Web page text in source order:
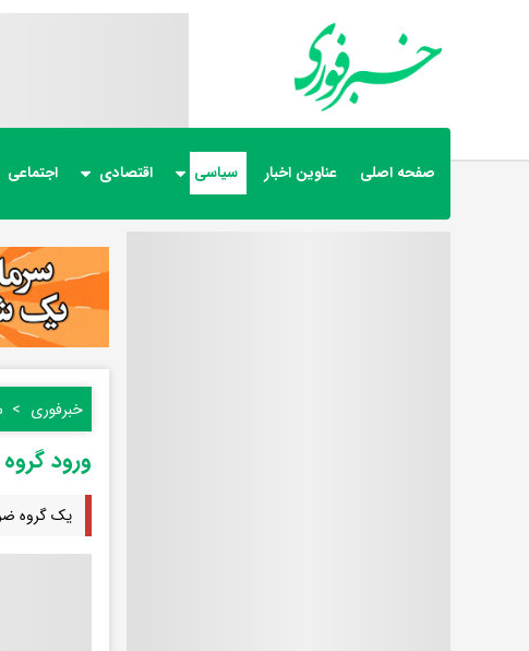
صفحه اصلی عناوین اخبار سیاسی اقتصادی اجتماعی
خبرفوری
ورود
یک گروه